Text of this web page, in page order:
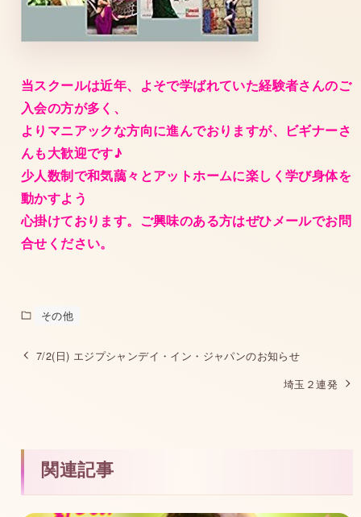
当スクールは近年、よそで学ばれていた経験者さんのご
入会の方が多く、
よりマニアックな方向に進んでおりますが、ビギナーさ
んも大歓迎です♪
少人数制で和気藹々とアットホームに楽しく学び身体を
動かすよう
心掛けております。ご興味のある方はぜひメールでお問
合せください。
その他
7/2(日) エジプシャンデイ・イン・ジャパンのお知らせ
埼玉２連発
関連記事